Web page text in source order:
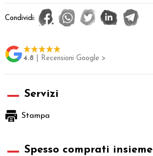
Condividi:
4.8 | Recensioni Google >
Servizi
Stampa
Spesso comprati insieme